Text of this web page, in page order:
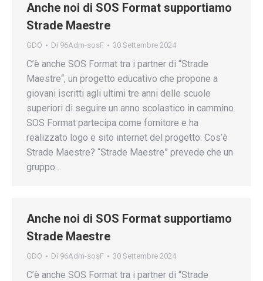
Anche noi di SOS Format supportiamo
Strade Maestre
GDO Di 96Adm-sosF 30 Settembre 2024
C’è anche SOS Format tra i partner di “Strade
Maestre“, un progetto educativo che propone a
giovani iscritti agli ultimi tre anni delle scuole
superiori di seguire un anno scolastico in cammino.
SOS Format partecipa come fornitore e ha
realizzato logo e sito internet del progetto. Cos’è
Strade Maestre? “Strade Maestre” prevede che un
gruppo…
Anche noi di SOS Format supportiamo
Strade Maestre
GDO Di 96Adm-sosF 30 Settembre 2024
C’è anche SOS Format tra i partner di “Strade